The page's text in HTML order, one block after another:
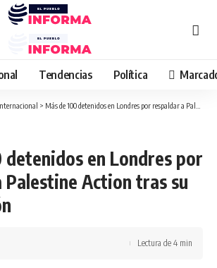
Tendencias Política
> Más de 100 detenidos en Londres por respaldar a Palestine Action tras su ilegalización
detenidos en Londres por
Palestine Action tras su
Lectura de 4 min